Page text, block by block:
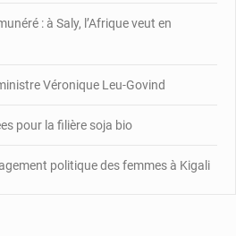
: à Saly, l’Afrique veut en
Véronique Leu-Govind
pour la filière soja bio
politique des femmes à Kigali